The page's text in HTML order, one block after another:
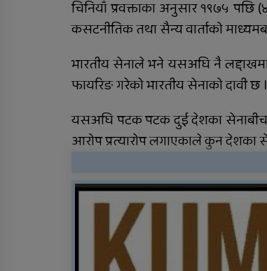
चिनियाँ प्रवक्ताका अनुसार १९७५
कसटनीतिक तथा सैन्य वार्ताको
भारतीय सेनाले भने यसअघि नै लद्दाखमा
फायरिङ गरेको भारतीय सेनाको दावी
यसअघि पटक पटक दुई देशका सेनाबीच
आरोप प्रत्यारोप लगाएकाले कुन देशका